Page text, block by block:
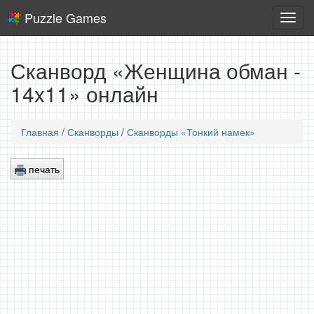
игры
Puzzle Games
Сканворд «Женщина обман -
14x11» онлайн
Главная / Сканворды / Сканворды «Тонкий намек»
печать